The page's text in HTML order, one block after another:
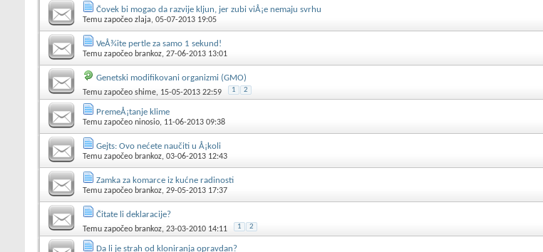
Čovek bi mogao da razvije kljun, jer zubi viÅ¡e nemaju svrhu
Temu započeo zlaja, 05-07-2013 19:05
VeÅ¾ite pertle za samo 1 sekund!
Temu započeo brankoz, 27-06-2013 13:01
Genetski modifikovani organizmi (GMO)
Temu započeo shime, 15-05-2013 22:59 1 2
PremeÅ¡tanje klime
Temu započeo ninosio, 11-06-2013 09:38
Gejts: Ovo nećete naučiti u Å¡koli
Temu započeo brankoz, 03-06-2013 12:43
Zamka za komarce iz kućne radinosti
Temu započeo brankoz, 29-05-2013 17:37
Čitate li deklaracije?
Temu započeo brankoz, 23-03-2010 14:11 1 2
Da li je strah od kloniranja opravdan?